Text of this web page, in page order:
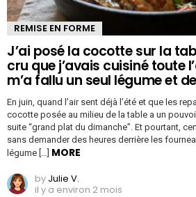
REMISE EN FORME
J’ai posé la cocotte sur la
cru que j’avais cuisiné toute
m’a fallu un seul légume et
En juin, quand l’air sent déjà l’été et que les
cocotte posée au milieu de la table a un
suite “grand plat du dimanche”. Et pourtant,
sans demander des heures derrière les
légume […] MORE
by Julie V.
il y a environ 2 mois